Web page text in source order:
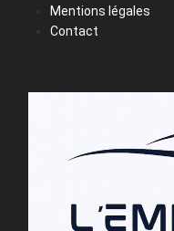
Mentions légales
Contact